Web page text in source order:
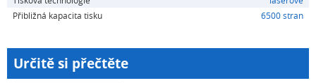
Přibližná kapacita tisku
6500 stran
Určitě si přečtěte